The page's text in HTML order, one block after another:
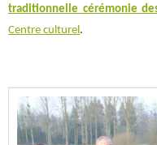
traditionnelle cérémonie
Centre culturel.